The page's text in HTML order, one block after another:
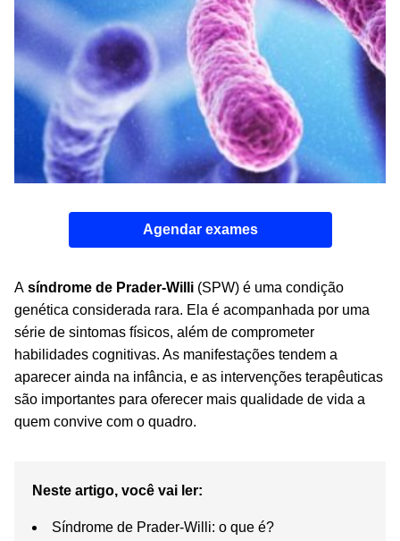
Agendar exames
A síndrome de Prader-Willi (SPW) é uma condição
genética considerada rara. Ela é acompanhada por uma
série de sintomas físicos, além de comprometer
habilidades cognitivas. As manifestações tendem a
aparecer ainda na infância, e as intervenções terapêuticas
são importantes para oferecer mais qualidade de vida a
quem convive com o quadro.
Neste artigo, você vai ler:
Síndrome de Prader-Willi: o que é?